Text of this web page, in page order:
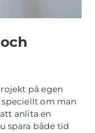
på egen
om man
anlita en
spara både tid